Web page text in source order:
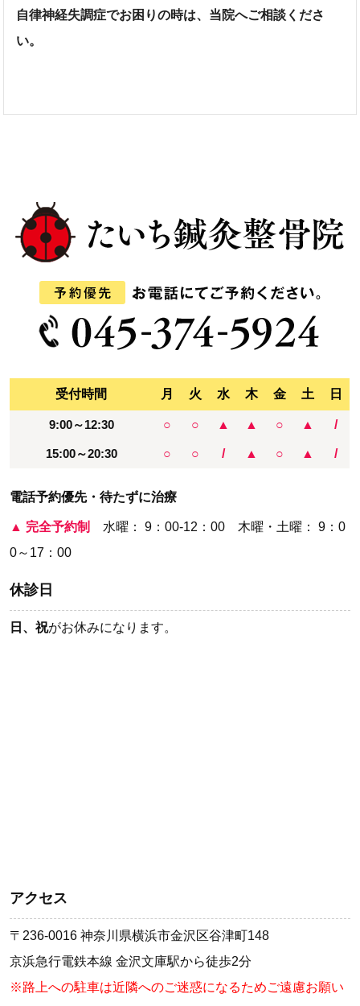
自律神経失調症でお困りの時は、当院へご相談くださ
い。
受付時間 月 火 水 木 金 土 日
9:00～12:30 ○ ○ ▲ ▲ ○ ▲ /
15:00～20:30 ○ ○ / ▲ ○ ▲ /
電話予約優先・待たずに治療
▲ 完全予約制 水曜： 9：00-12：00 木曜・土曜： 9：0
0～17：00
休診日
日、祝がお休みになります。
アクセス
〒236-0016 神奈川県横浜市金沢区谷津町148
京浜急行電鉄本線 金沢文庫駅から徒歩2分
※路上への駐車は近隣へのご迷惑になるためご遠慮お願い